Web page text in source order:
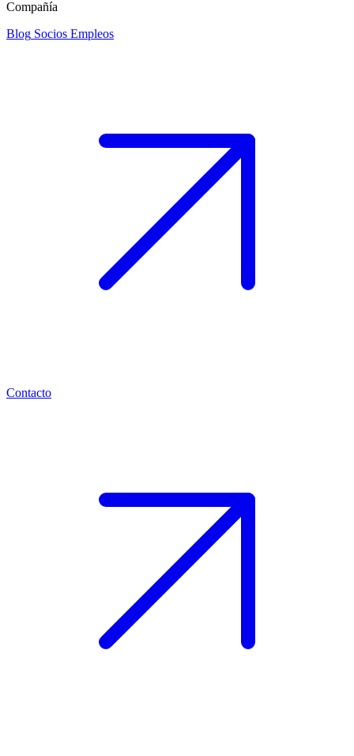
Compañía
Blog Socios Empleos
Contacto